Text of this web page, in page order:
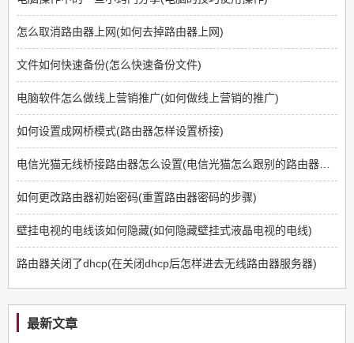
怎么取消路由器上网(如何去掉路由器上网)
文件如何快速备份(怎么快速备份文件)
电脑软件怎么做线上营销推广(如何做线上营销的推广)
如何设置成网桥模式(路由器怎样设置桥接)
电信光猫无线桥接路由器怎么设置(电信光猫怎么跟别的路由器桥接)
如何更改路由器初始密码(重置路由器密码的步骤)
壁挂电视的电线该如何隐藏(如何隐藏壁挂式液晶电视的电线)
路由器关闭了dhcp(在关闭dhcp后怎样进去无线路由器服务器)
最新文章